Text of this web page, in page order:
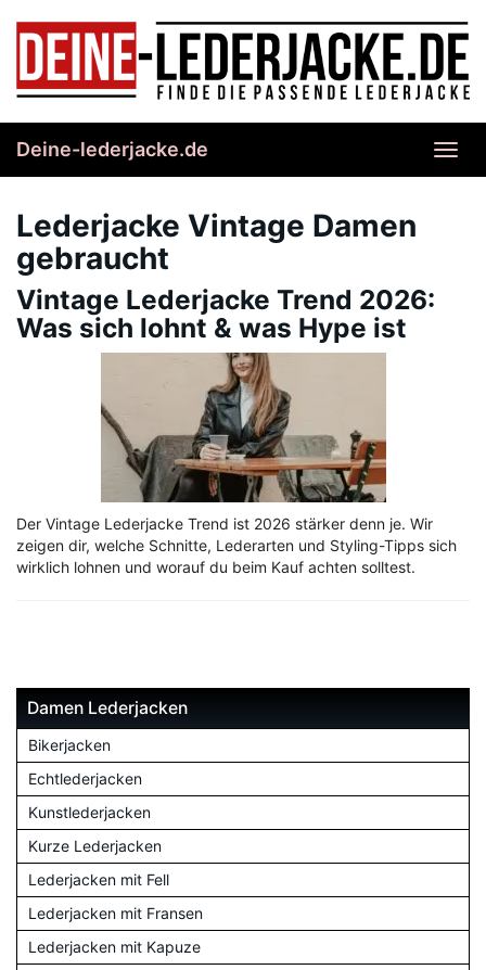
content
Deine-lederjacke.de
Lederjacke Vintage Damen
gebraucht
Vintage Lederjacke Trend 2026:
Was sich lohnt & was Hype ist
Der Vintage Lederjacke Trend ist 2026 stärker denn je. Wir
zeigen dir, welche Schnitte, Lederarten und Styling-Tipps sich
wirklich lohnen und worauf du beim Kauf achten solltest.
Damen Lederjacken
Bikerjacken
Echtlederjacken
Kunstlederjacken
Kurze Lederjacken
Lederjacken mit Fell
Lederjacken mit Fransen
Lederjacken mit Kapuze